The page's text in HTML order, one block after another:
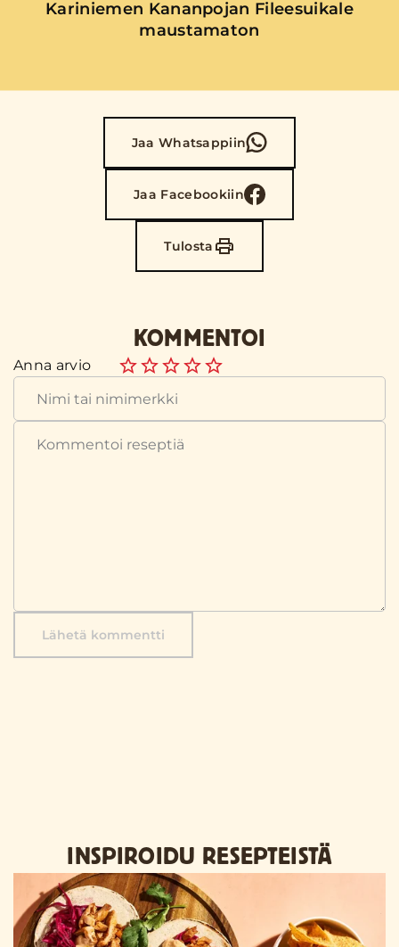
Kariniemen Kananpojan Fileesuikale
maustamaton
Jaa Whatsappiin
Jaa Facebookiin
Tulosta
KOMMENTOI
Anna arvio
Lähetä kommentti
INSPIROIDU RESEPTEISTÄ